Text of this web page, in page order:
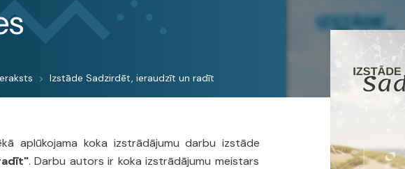
Izstāde Sadzirdēt, ieraudzīt un radīt
aplūkojama koka izstrādājumu darbu izstāde
. Darbu autors ir koka izstrādājumu meistars